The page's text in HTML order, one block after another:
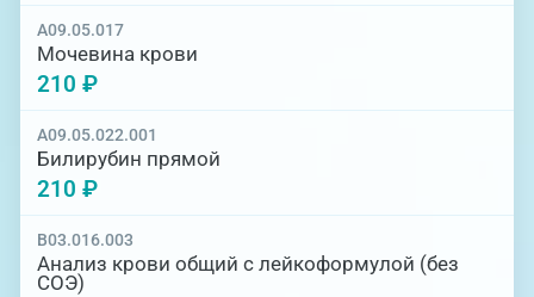
A09.05.017
Мочевина крови
210 ₽
A09.05.022.001
Билирубин прямой
210 ₽
B03.016.003
Анализ крови общий с лейкоформулой (без
СОЭ)